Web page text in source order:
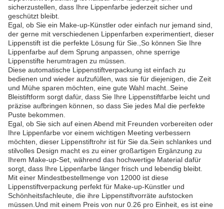
sicherzustellen, dass Ihre Lippenfarbe jederzeit sicher und
geschützt bleibt.
Egal, ob Sie ein Make-up-Künstler oder einfach nur jemand sind,
der gerne mit verschiedenen Lippenfarben experimentiert, dieser
Lippenstift ist die perfekte Lösung für Sie.,So können Sie Ihre
Lippenfarbe auf dem Sprung anpassen, ohne sperrige
Lippenstifte herumtragen zu müssen.
Diese automatische Lippenstiftverpackung ist einfach zu
bedienen und wieder aufzufüllen, was sie für diejenigen, die Zeit
und Mühe sparen möchten, eine gute Wahl macht..Seine
Bleistiftform sorgt dafür, dass Sie Ihre Lippenstiftfarbe leicht und
präzise aufbringen können, so dass Sie jedes Mal die perfekte
Puste bekommen.
Egal, ob Sie sich auf einen Abend mit Freunden vorbereiten oder
Ihre Lippenfarbe vor einem wichtigen Meeting verbessern
möchten, dieser Lippenstiftrohr ist für Sie da.Sein schlankes und
stilvolles Design macht es zu einer großartigen Ergänzung zu
Ihrem Make-up-Set, während das hochwertige Material dafür
sorgt, dass Ihre Lippenfarbe länger frisch und lebendig bleibt.
Mit einer Mindestbestellmenge von 12000 ist diese
Lippenstiftverpackung perfekt für Make-up-Künstler und
Schönheitsfachleute, die ihre Lippenstiftvorräte aufstocken
müssen.Und mit einem Preis von nur 0.26 pro Einheit, es ist eine